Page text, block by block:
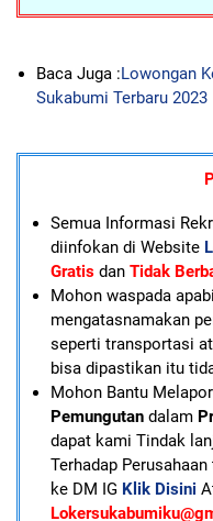
Baca Juga :Lowongan
Sukabumi Terbaru 2023
Semua Informasi
diinfokan di Website
Gratisdan Tidak
Mohon waspada
mengatasnamakan
seperti transportasi
bisa dipastikan itu
Mohon Bantu
Pemungutandalam
dapat kami Tindak
Terhadap
ke DM IG Klik Disini